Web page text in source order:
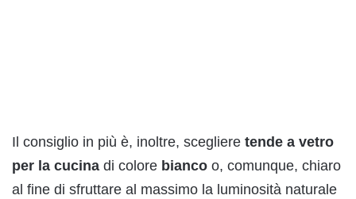
Il consiglio in più è, inoltre, scegliere tende a vetro
per la cucina di colore bianco o, comunque, chiaro
al fine di sfruttare al massimo la luminosità naturale